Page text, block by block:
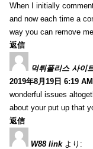
When I initially
and now each time a
way you can remove
返信
먹튀폴리스 사이
2019年8月19日 6:19 AM
wonderful issues
about your put up that
返信
W88 link より: